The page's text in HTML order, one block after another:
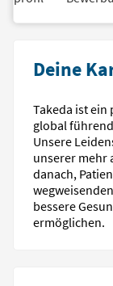
Deine
Takeda ist
global
Unsere
unserer mehr
danach,
bessere
ermöglichen.